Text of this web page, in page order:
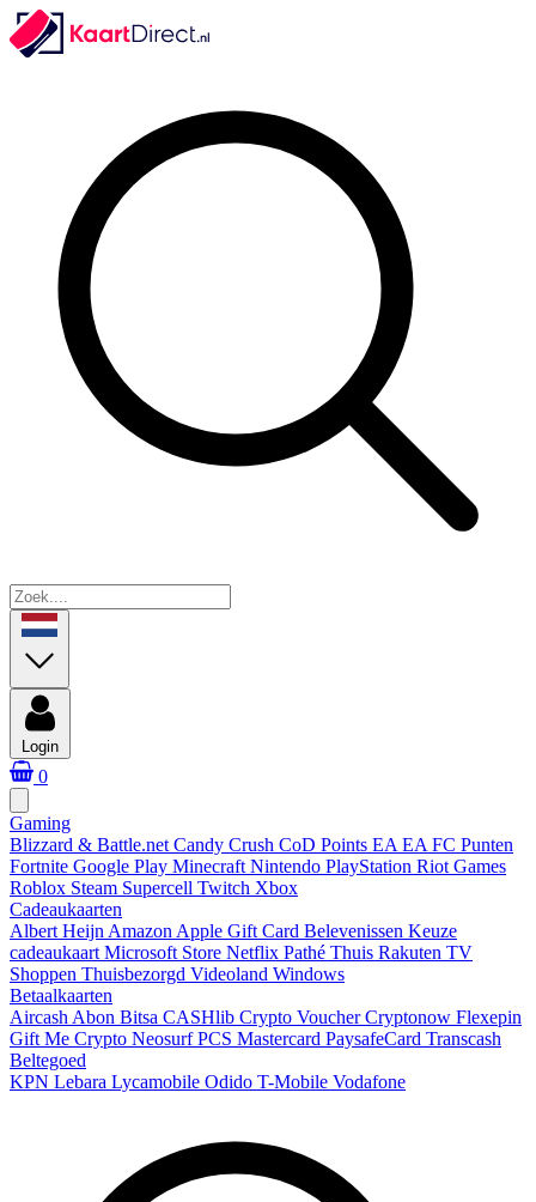
Login
0
Gaming
Blizzard & Battle.net Candy Crush CoD Points EA EA FC Punten
Fortnite Google Play Minecraft Nintendo PlayStation Riot Games
Roblox Steam Supercell Twitch Xbox
Cadeaukaarten
Albert Heijn Amazon Apple Gift Card Belevenissen Keuze
cadeaukaart Microsoft Store Netflix Pathé Thuis Rakuten TV
Shoppen Thuisbezorgd Videoland Windows
Betaalkaarten
Aircash Abon Bitsa CASHlib Crypto VoucherCryptonow Flexepin
Gift Me Crypto NeosurfPCS Mastercard PaysafeCard Transcash
Beltegoed
KPN Lebara Lycamobile Odido T-Mobile Vodafone